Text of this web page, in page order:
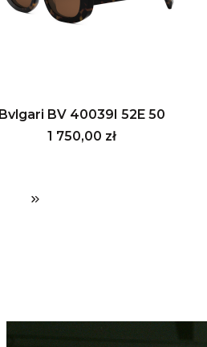
Bvlgari BV 40039I 52E 50
Cena
1 750,00 zł
Przejdź do ostatniej strony z produktami